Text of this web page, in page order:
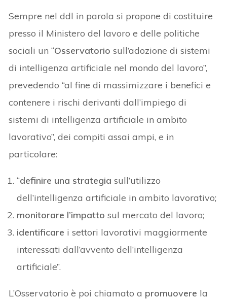
Sempre nel ddl in parola si propone di costituire
presso il Ministero del lavoro e delle politiche
sociali un “Osservatorio sull’adozione di sistemi
di intelligenza artificiale nel mondo del lavoro”,
prevedendo “al fine di massimizzare i benefici e
contenere i rischi derivanti dall’impiego di
sistemi di intelligenza artificiale in ambito
lavorativo”, dei compiti assai ampi, e in
particolare:
“definire una strategia sull’utilizzo
dell’intelligenza artificiale in ambito lavorativo;
monitorare l’impatto sul mercato del lavoro;
identificare i settori lavorativi maggiormente
interessati dall’avvento dell’intelligenza
artificiale”.
L’Osservatorio è poi chiamato a promuovere la